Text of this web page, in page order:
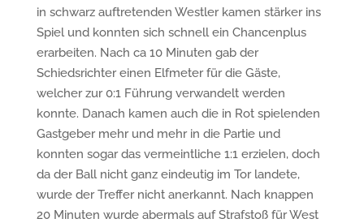
in schwarz auftretenden Westler kamen stärker ins
Spiel und konnten sich schnell ein Chancenplus
erarbeiten. Nach ca 10 Minuten gab der
Schiedsrichter einen Elfmeter für die Gäste,
welcher zur 0:1 Führung verwandelt werden
konnte. Danach kamen auch die in Rot spielenden
Gastgeber mehr und mehr in die Partie und
konnten sogar das vermeintliche 1:1 erzielen, doch
da der Ball nicht ganz eindeutig im Tor landete,
wurde der Treffer nicht anerkannt. Nach knappen
20 Minuten wurde abermals auf Strafstoß für West